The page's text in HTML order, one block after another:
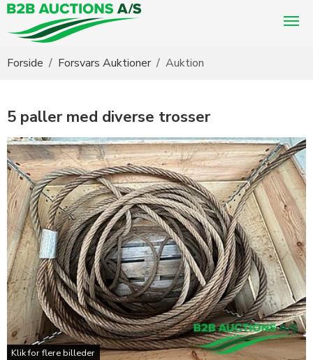
Forside Forsvars Auktioner Auktion
5 paller med diverse trosser
Klik for flere billeder